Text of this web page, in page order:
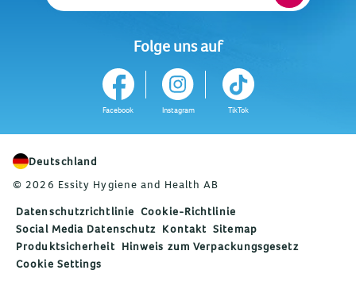
Folge uns auf
Facebook Instagram TikTok
Deutschland
© 2026 Essity Hygiene and Health AB
Datenschutzrichtlinie Cookie-Richtlinie
Social Media Datenschutz Kontakt Sitemap
Produktsicherheit Hinweis zum Verpackungsgesetz
Cookie Settings